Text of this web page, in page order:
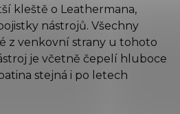
kleště o Leathermana,
nástrojů. Všechny
z venkovní strany u tohoto
je včetně čepelí hluboce
stejná i po letech